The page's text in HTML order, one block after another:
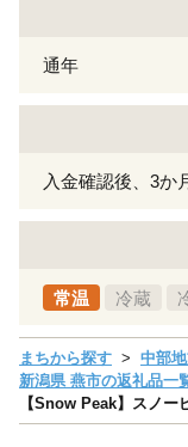
通年
入金確認後、3か
常温 冷蔵
まちから探す 中部
新潟県 燕市の返礼品一
【Snow Peak】スノー